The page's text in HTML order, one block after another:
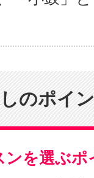
のポイ
ンを選ぶポ